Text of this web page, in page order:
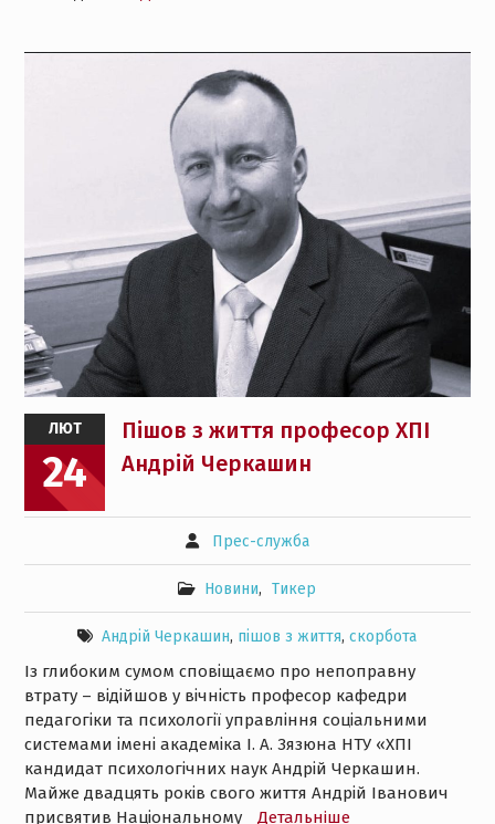
ЛЮТ
24
Пішов з життя професор ХПІ
Андрій Черкашин
Прес-служба
Новини, Тикер
Андрій Черкашин, пішов з життя,скорбота
Із глибоким сумом сповіщаємо про непоправну
втрату – відійшов у вічність професор кафедри
педагогіки та психології управління соціальними
системами імені академіка І. А. Зязюна НТУ «ХПІ
кандидат психологічних наук Андрій Черкашин.
Майже двадцять років свого життя Андрій Іванович
присвятив Національному
Детальнiше